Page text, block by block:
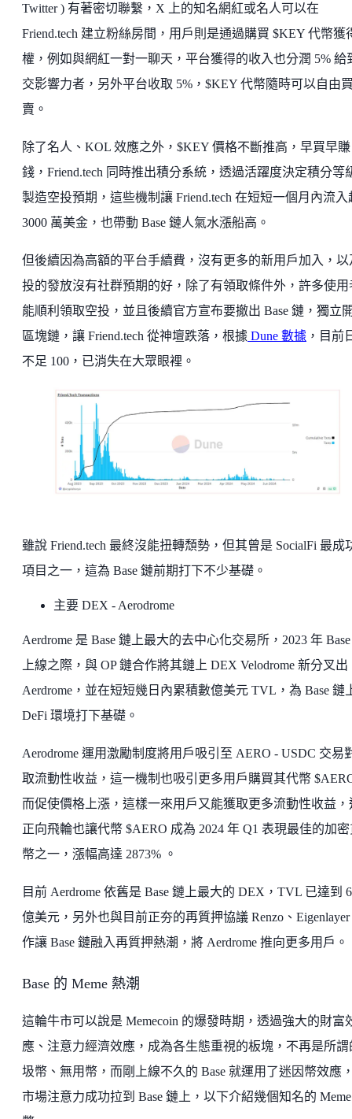
Twitter ) 有著密切聯繫，X 上的知名網紅或名人可以在
Friend.tech 建立粉絲房間，用戶則是通過購買 $KEY 代幣獲
權，例如與網紅一對一聊天，平台獲得的收入也分潤 5% 給
交影響力者，另外平台收取 5%，$KEY 代幣隨時可以自由
賣。
除了名人、KOL 效應之外，$KEY 價格不斷推高，早買早賺
錢，Friend.tech 同時推出積分系統，透過活躍度決定積分等
製造空投預期，這些機制讓 Friend.tech 在短短一個月內流入
3000 萬美金，也帶動 Base 鏈人氣水漲船高。
但後續因為高額的平台手續費，沒有更多的新用戶加入，以
投的發放沒有社群預期的好，除了有領取條件外，許多使用
能順利領取空投，並且後續官方宣布要撤出 Base 鏈，獨立
區塊鏈，讓 Friend.tech 從神壇跌落，根據 Dune 數據 ，目前
不足 100，已消失在大眾眼裡。
雖說 Friend.tech 最終沒能扭轉頹勢，但其曾是 SocialFi 最成
項目之一，這為 Base 鏈前期打下不少基礎。
主要 DEX - Aerodrome
Aerdrome 是 Base 鏈上最大的去中心化交易所，2023 年
上線之際，與 OP 鏈合作將其鏈上 DEX Velodrome 新分叉出
Aerdrome，並在短短幾日內累積數億美元 TVL，為 Base 鏈
DeFi 環境打下基礎。
Aerodrome 運用激勵制度將用戶吸引至 AERO - USDC 交易
取流動性收益，這一機制也吸引更多用戶購買其代幣
而促使價格上漲，這樣一來用戶又能獲取更多流動性收益，
正向飛輪也讓代幣 $AERO 成為 2024 年 Q1 表現最佳的加
幣之一，漲幅高達 2873% 。
目前 Aerdrome 依舊是 Base 鏈上最大的 DEX，TVL 已達到
億美元，另外也與目前正夯的再質押協議 Renzo、
作讓 Base 鏈融入再質押熱潮，將 Aerdrome 推向更多用戶。
Base 的 Meme 熱潮
這輪牛市可以說是 Memecoin 的爆發時期，透過強大的財富
應、注意力經濟效應，成為各生態重視的板塊，不再是所謂
圾幣、無用幣，而剛上線不久的 Base 就運用了迷因幣效應
市場注意力成功拉到 Base 鏈上，以下介紹幾個知名的 Meme